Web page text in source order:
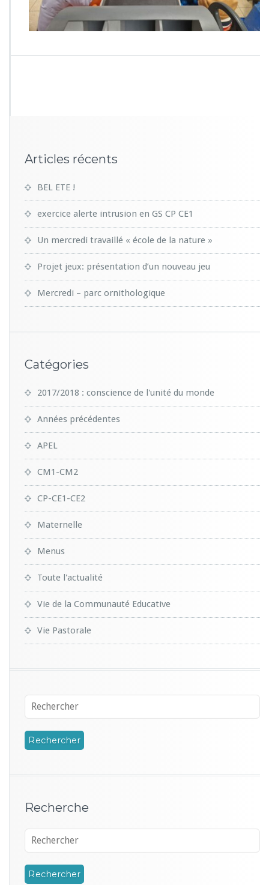
9
W
0
Articles récents
BEL ETE !
exercice alerte intrusion en GS CP CE1
Un mercredi travaillé « école de la nature »
Projet jeux: présentation d’un nouveau jeu
Mercredi – parc ornithologique
Catégories
2017/2018 : conscience de l'unité du monde
Années précédentes
APEL
CM1-CM2
CP-CE1-CE2
Maternelle
Menus
Toute l'actualité
Vie de la Communauté Educative
Vie Pastorale
Recherche